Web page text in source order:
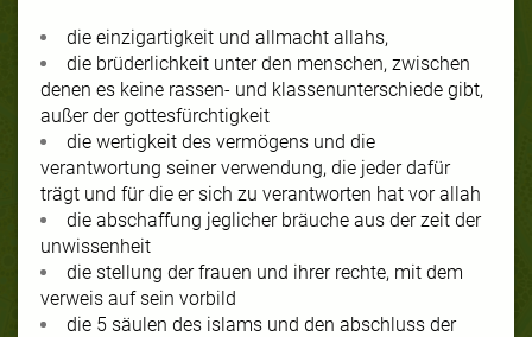
die einzigartigkeit und allmacht allahs,
die brüderlichkeit unter den menschen, zwischen
denen es keine rassen- und klassenunterschiede gibt,
außer der gottesfürchtigkeit
die wertigkeit des vermögens und die
verantwortung seiner verwendung, die jeder dafür
trägt und für die er sich zu verantworten hat vor allah
die abschaffung jeglicher bräuche aus der zeit der
unwissenheit
die stellung der frauen und ihrer rechte, mit dem
verweis auf sein vorbild
die 5 säulen des islams und den abschluss der